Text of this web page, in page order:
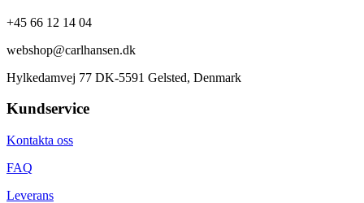
+45 66 12 14 04
webshop@carlhansen.dk
Hylkedamvej 77 DK-5591 Gelsted, Denmark
Kundservice
Kontakta oss
FAQ
Leverans